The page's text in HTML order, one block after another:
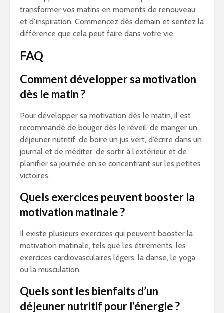
transformer vos matins en moments de renouveau
et d’inspiration. Commencez dès demain et sentez la
différence que cela peut faire dans votre vie.
FAQ
Comment développer sa motivation
dès le matin ?
Pour développer sa motivation dès le matin, il est
recommandé de bouger dès le réveil, de manger un
déjeuner nutritif, de boire un jus vert, d’écrire dans un
journal et de méditer, de sortir à l’extérieur et de
planifier sa journée en se concentrant sur les petites
victoires.
Quels exercices peuvent booster la
motivation matinale ?
Il existe plusieurs exercices qui peuvent booster la
motivation matinale, tels que les étirements, les
exercices cardiovasculaires légers, la danse, le yoga
ou la musculation.
Quels sont les bienfaits d’un
déjeuner nutritif pour l’énergie ?